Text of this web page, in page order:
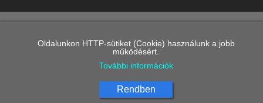
Oldalunkon HTTP-sütiket (Cookie) használunk a jobb
működésért.
További információk